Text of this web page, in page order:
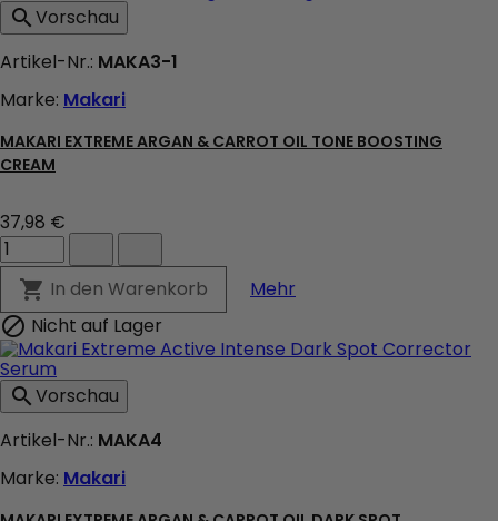
Vorschau
Artikel-Nr.: MAKA3-1
Marke: Makari
MAKARI EXTREME ARGAN & CARROT OIL TONE BOOSTING
CREAM
37,98 €
Makari
Extreme
Argan
Carrot
Oil
Tone
Boosting
Cream
Produktmengenfeld
 In den Warenkorb Mehr
 Nicht auf Lager
Vorschau
Artikel-Nr.: MAKA4
Marke: Makari